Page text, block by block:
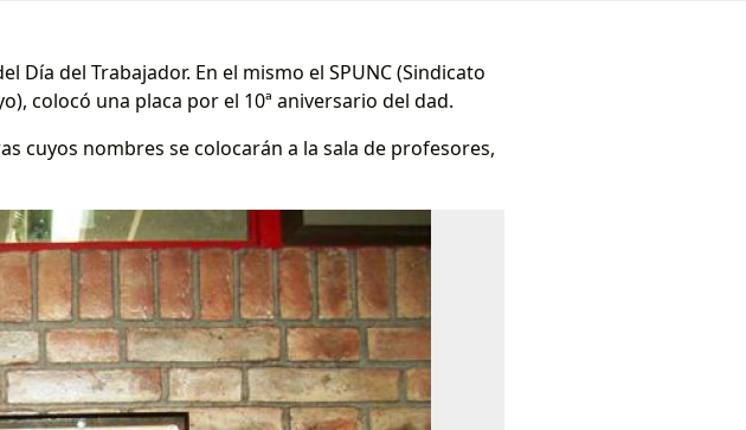
Día del Trabajador. En el mismo el SPUNC (Sindicato
colocó una placa por el 10ª aniversario del dad.
cuyos nombres se colocarán a la sala de profesores,